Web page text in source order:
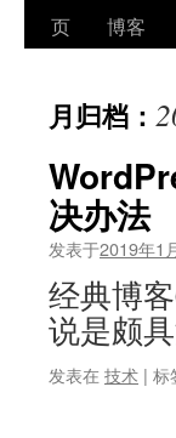
至页
博客
月归档：
决办法
发表于2019年1
经典博
说是颇
发表在 技术 | 标